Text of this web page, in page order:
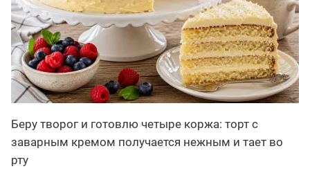
Беру творог и готовлю четыре коржа: торт с
заварным кремом получается нежным и тает во
рту